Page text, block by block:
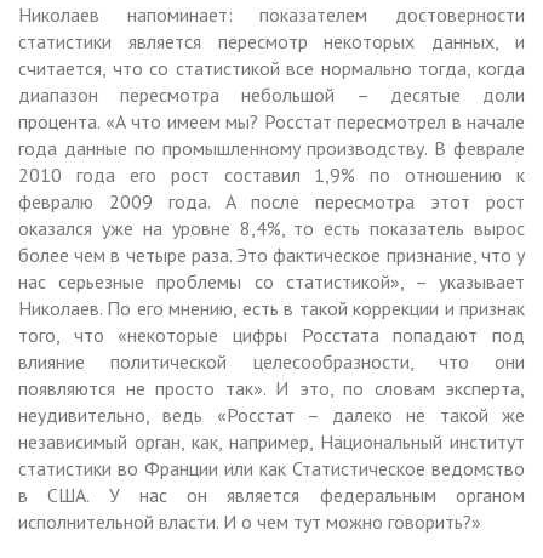
Николаев напоминает: показателем достоверности
статистики является пересмотр некоторых данных, и
считается, что со статистикой все нормально тогда, когда
диапазон пересмотра небольшой – десятые доли
процента. «А что имеем мы? Росстат пересмотрел в начале
года данные по промышленному производству. В феврале
2010 года его рост составил 1,9% по отношению к
февралю 2009 года. А после пересмотра этот рост
оказался уже на уровне 8,4%, то есть показатель вырос
более чем в четыре раза. Это фактическое признание, что у
нас серьезные проблемы со статистикой», – указывает
Николаев. По его мнению, есть в такой коррекции и признак
того, что «некоторые цифры Росстата попадают под
влияние политической целесообразности, что они
появляются не просто так». И это, по словам эксперта,
неудивительно, ведь «Росстат – далеко не такой же
независимый орган, как, например, Национальный институт
статистики во Франции или как Статистическое ведомство
в США. У нас он является федеральным органом
исполнительной власти. И о чем тут можно говорить?»